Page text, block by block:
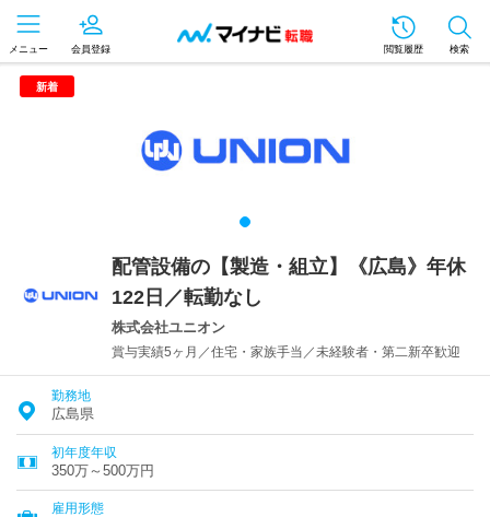
メニュー 会員登録 閲覧履歴 検索
新着
配管設備の【製造・組立】《広島》年休
122日／転勤なし
株式会社ユニオン
賞与実績5ヶ月／住宅・家族手当／未経験者・第二新卒歓迎
勤務地
広島県
初年度年収
350万～500万円
雇用形態